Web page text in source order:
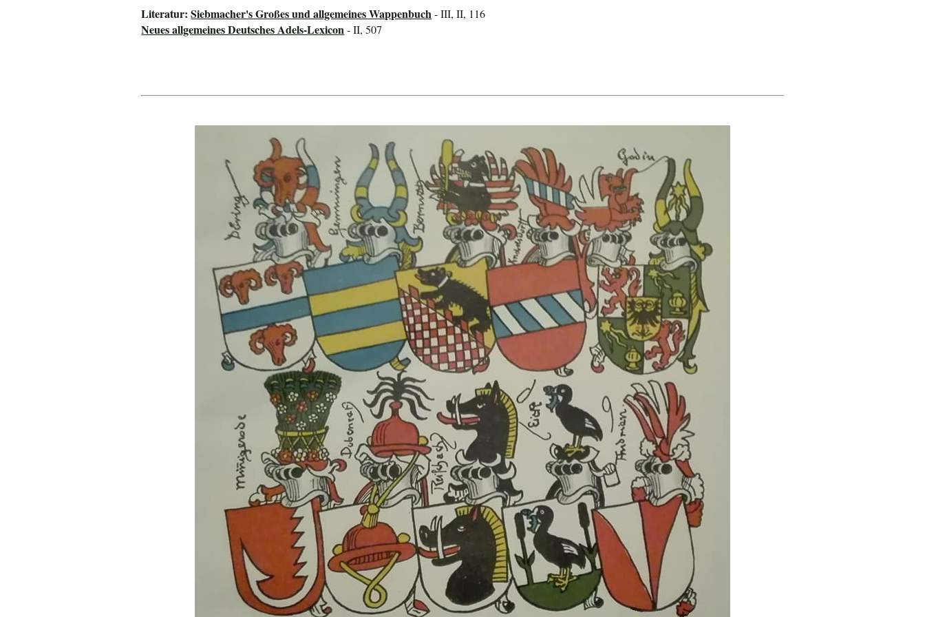
Literatur:Siebmacher's Großes und allgemeines Wappenbuch- III, II, 116
Neues allgemeines Deutsches Adels-Lexicon- II, 507